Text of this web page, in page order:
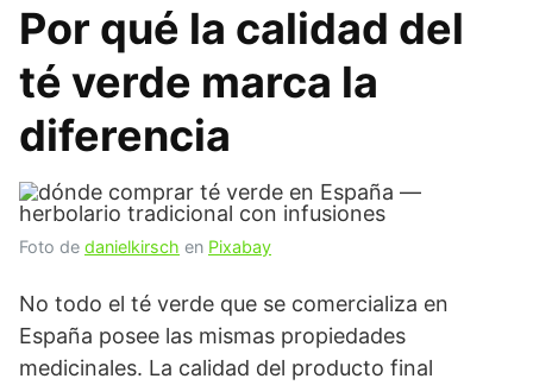
Por qué la calidad del
té verde marca la
diferencia
Foto de danielkirsch en Pixabay
No todo el té verde que se comercializa en
España posee las mismas propiedades
medicinales. La calidad del producto final